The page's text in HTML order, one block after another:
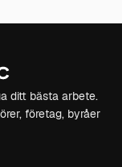
ditt bästa arbete.
företag, byråer